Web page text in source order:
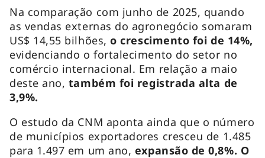
Na comparação com junho de 2025, quando
as vendas externas do agronegócio somaram
US$ 14,55 bilhões, o crescimento foi de 14%,
evidenciando o fortalecimento do setor no
comércio internacional. Em relação a maio
deste ano, também foi registrada alta de
3,9%.
O estudo da CNM aponta ainda que o número
de municípios exportadores cresceu de 1.485
para 1.497 em um ano, expansão de 0,8%. O